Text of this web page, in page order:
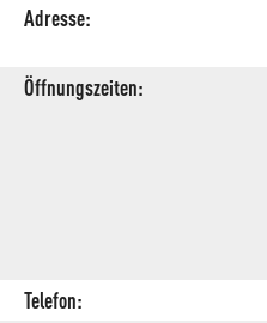
Adresse:
Öffnungszeiten:
Telefon: